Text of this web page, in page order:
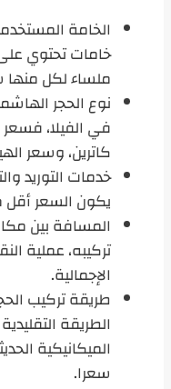
الخامة
خامات تحتوي
ملساء لكل
نوع الحجر
في الفيلا،
كاترين، وسعر
خدمات التوريد
يكون السعر أقل
المسافة بين
تركيبه، عملية
الإجمالية.
طريقة تركيب
الطريقة
الميكانيكية
سعرا.